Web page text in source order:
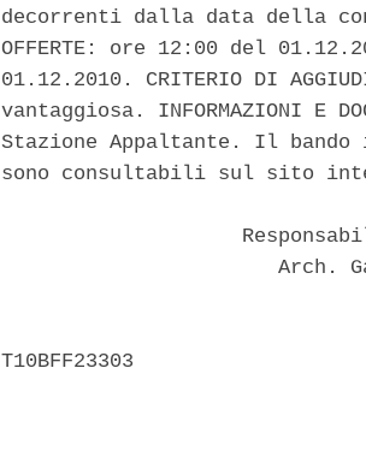
decorrenti dalla data della
OFFERTE: ore 12:00 del
01.12.2010. CRITERIO DI
vantaggiosa. INFORMAZIONI E
Stazione Appaltante. Il
sono consultabili sul sito
Arch.